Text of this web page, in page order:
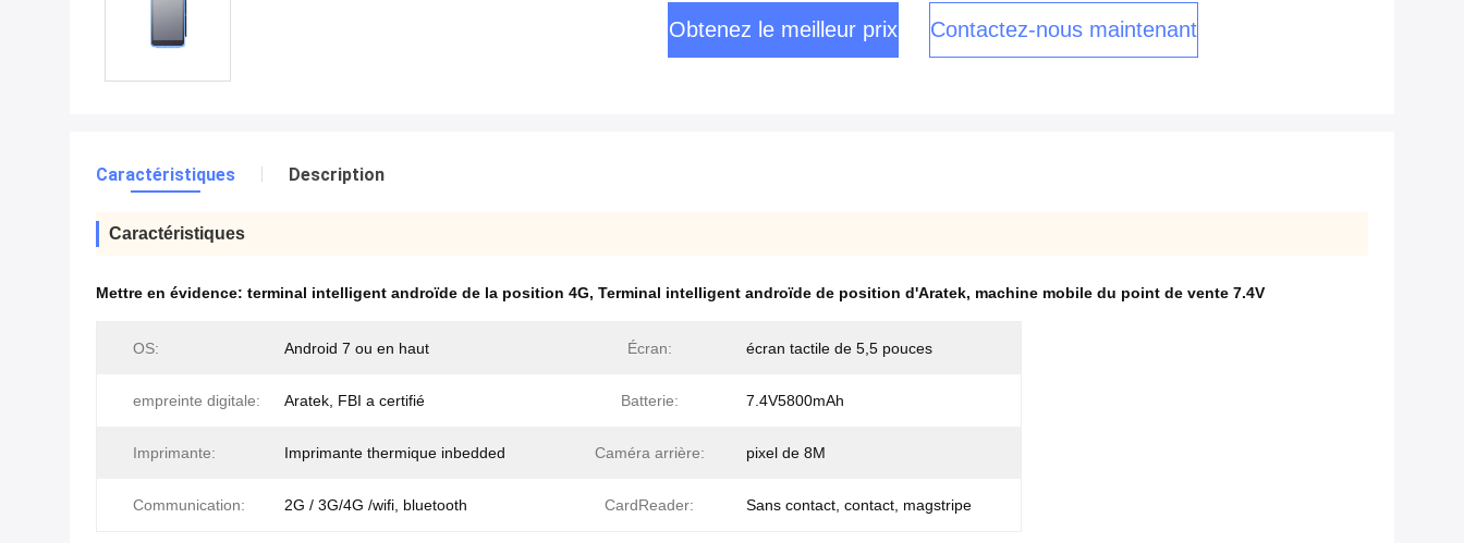
Obtenez le meilleur prix Contactez-nous maintenant
Caractéristiques Description
Caractéristiques
Mettre en évidence: terminal intelligent androïde de la position 4G, Terminal intelligent androïde de position d'Aratek, machine mobile du point de vente 7.4V
OS: Android 7 ou en haut Écran: écran tactile de 5,5 pouces
empreinte digitale: Aratek, FBI a certifié Batterie: 7.4V5800mAh
Imprimante: Imprimante thermique inbedded Caméra arrière: pixel de 8M
Communication: 2G / 3G/4G /wifi, bluetooth CardReader: Sans contact, contact, magstripe